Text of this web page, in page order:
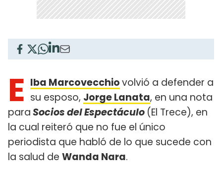
E lba Marcovecchiovolvió a defender a
su esposo, Jorge Lanata, en una nota
paraSocios del Espectáculo (El Trece), en
la cual reiteró que no fue el único
periodista que habló de lo que sucede con
la salud de Wanda Nara.